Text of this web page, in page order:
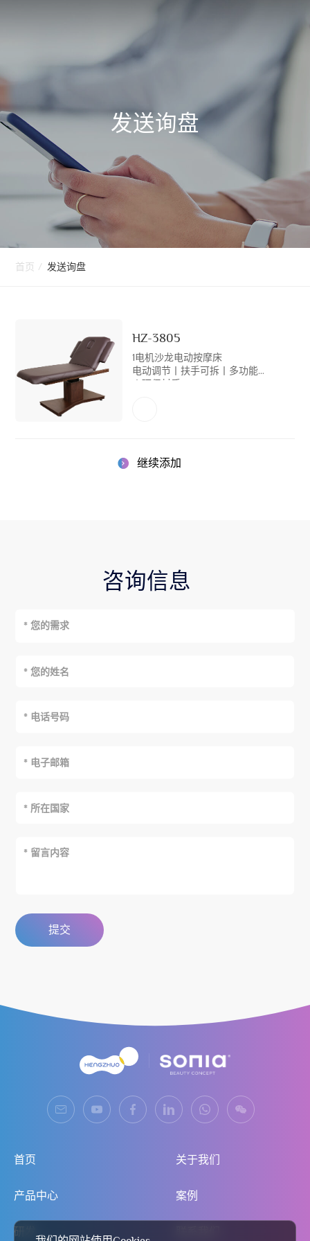
发送询盘
首页 / 发送询盘
HZ-3805
1电机沙龙电动按摩床
电动调节丨扶手可拆丨多功能枕
丨环保材质
继续添加
咨询信息
* 您的需求
提交
首页 关于我们
产品中心 案例
研发